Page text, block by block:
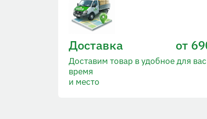
Доставка от
Доставим товар в удобное для вас
время
и место